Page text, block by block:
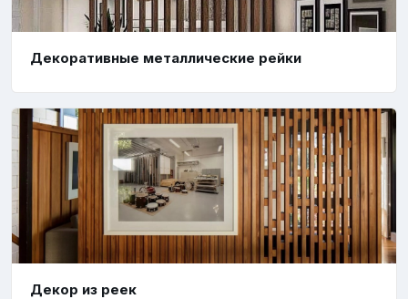
Декоративные металлические рейки
Декор из реек